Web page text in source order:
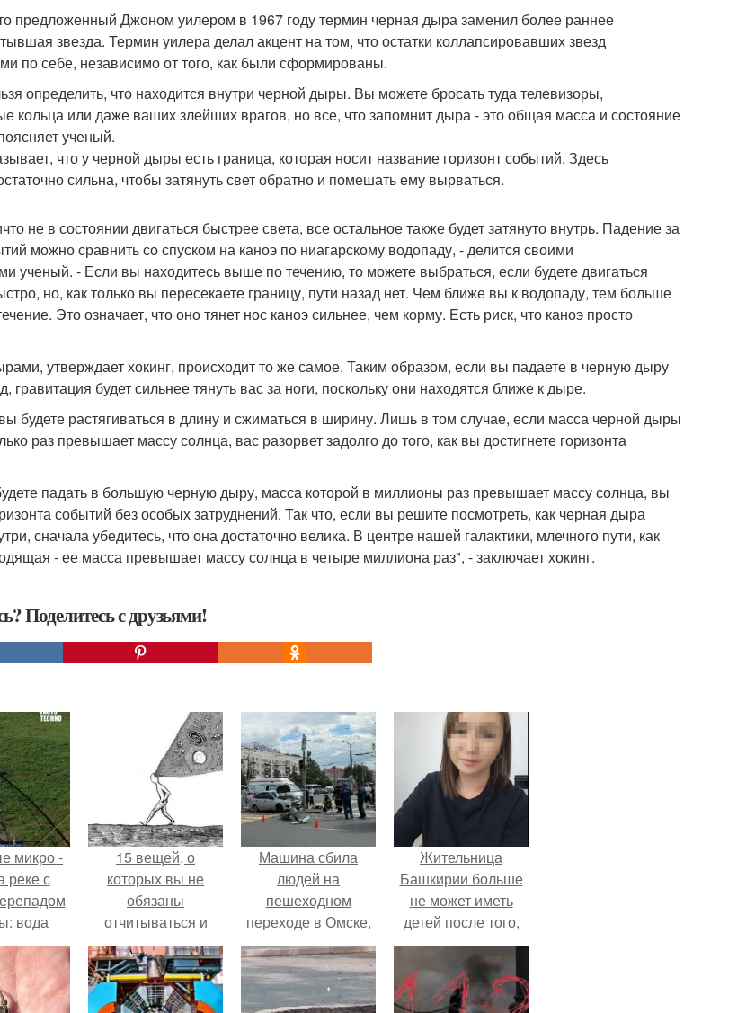
предложенный Джоном уилером в 1967 году термин черная дыра заменил более раннее
звезда. Термин уилера делал акцент на том, что остатки коллапсировавших звезд
по себе, независимо от того, как были сформированы.
определить, что находится внутри черной дыры. Вы можете бросать туда телевизоры,
кольца или даже ваших злейших врагов, но все, что запомнит дыра - это общая масса и состояние
ученый.
что у черной дыры есть граница, которая носит название горизонт событий. Здесь
сильна, чтобы затянуть свет обратно и помешать ему вырваться.
не в состоянии двигаться быстрее света, все остальное также будет затянуто внутрь. Падение за
можно сравнить со спуском на каноэ по ниагарскому водопаду, - делится своими
ученый. - Если вы находитесь выше по течению, то можете выбраться, если будете двигаться
но, как только вы пересекаете границу, пути назад нет. Чем ближе вы к водопаду, тем больше
Это означает, что оно тянет нос каноэ сильнее, чем корму. Есть риск, что каноэ просто
утверждает хокинг, происходит то же самое. Таким образом, если вы падаете в черную дыру
гравитация будет сильнее тянуть вас за ноги, поскольку они находятся ближе к дыре.
будете растягиваться в длину и сжиматься в ширину. Лишь в том случае, если масса черной дыры
раз превышает массу солнца, вас разорвет задолго до того, как вы достигнете горизонта
падать в большую черную дыру, масса которой в миллионы раз превышает массу солнца, вы
событий без особых затруднений. Так что, если вы решите посмотреть, как черная дыра
сначала убедитесь, что она достаточно велика. В центре нашей галактики, млечного пути, как
- ее масса превышает массу солнца в четыре миллиона раз", - заключает хокинг.
Поделитесь с друзьями!
микро -
реке с
вода
в
камере и
15 вещей, о
которых вы не
обязаны
отчитываться и
оправдываться.
Машина сбила
людей на
пешеходном
переходе в Омске,
пострадали 8
человек.
Жительница
Башкирии больше
не может иметь
детей после того,
как медики сделали
ей аборт на шестом
месяце
беременности и